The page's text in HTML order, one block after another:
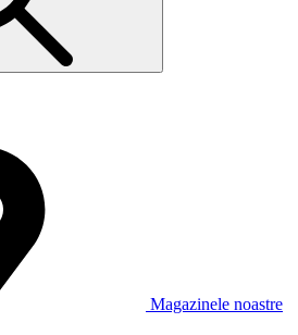
Magazinele noastre